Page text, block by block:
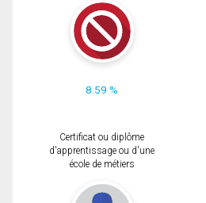
8.59 %
Certificat ou diplôme
d'apprentissage ou d'une
école de métiers